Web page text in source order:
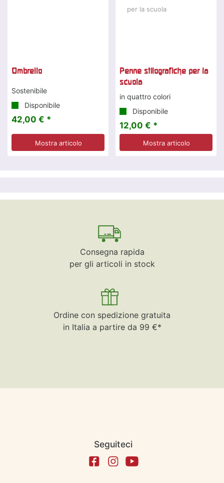
Ombrello
Sostenibile
Disponibile
42,00 € *
Mostra articolo
Penne stilografiche per la
scuola
in quattro colori
Disponibile
12,00 € *
Mostra articolo
Consegna rapida
per gli articoli in stock
Ordine con spedizione gratuita
in Italia a partire da 99 €*
Seguiteci